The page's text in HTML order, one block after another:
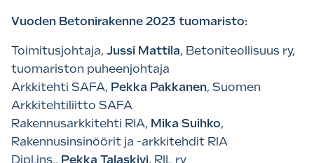
Vuoden Betonirakenne 2023 tuomaristo:
Toimitusjohtaja, Jussi Mattila, Betoniteollisuus ry,
tuomariston puheenjohtaja
Arkkitehti SAFA, Pekka Pakkanen, Suomen
Arkkitehtiliitto SAFA
Rakennusarkkitehti RIA, Mika Suihko,
Rakennusinsinöörit ja -arkkitehdit RIA
Dipl.ins., Pekka Talaskivi, RIL ry